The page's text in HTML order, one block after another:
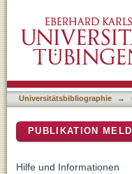
Universitätsbibliographie →
PUBLIKATION
Hilfe und Informationen